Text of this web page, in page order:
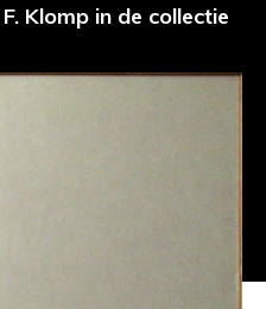
Klomp in de collectie